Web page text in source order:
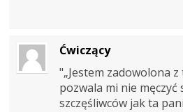
Ćwiczący
"„Jestem zadowolona
pozwala mi nie męczyć
szczęśliwców jak ta